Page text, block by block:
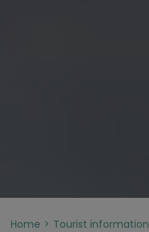
Home Tourist information